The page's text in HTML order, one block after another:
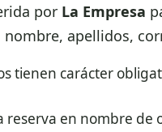
por La Empresa
nombre, apellidos,
tienen carácter
reserva en nombre